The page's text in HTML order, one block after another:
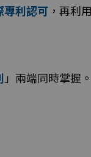
專利認可 ，再利
」兩端同時掌握。